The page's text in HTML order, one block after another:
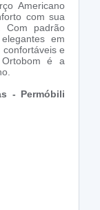
Americano
com sua
Com padrão
em
e
é a
- Permóbili